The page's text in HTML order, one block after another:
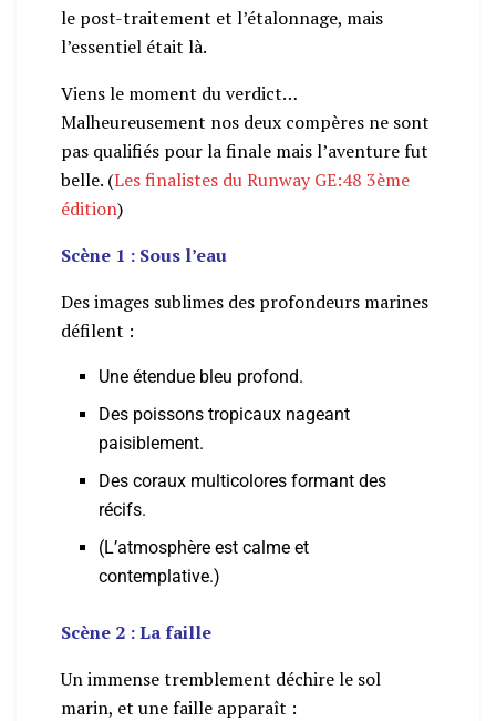
le post-traitement et l’étalonnage, mais
l’essentiel était là.
Viens le moment du verdict…
Malheureusement nos deux compères ne sont
pas qualifiés pour la finale mais l’aventure fut
belle. (Les finalistes du Runway GE:48 3ème
édition)
Scène 1 : Sous l’eau
Des images sublimes des profondeurs marines
défilent :
Une étendue bleu profond.
Des poissons tropicaux nageant
paisiblement.
Des coraux multicolores formant des
récifs.
(L’atmosphère est calme et
contemplative.)
Scène 2 : La faille
Un immense tremblement déchire le sol
marin, et une faille apparaît :